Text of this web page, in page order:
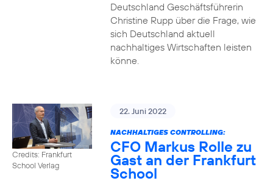
Deutschland Geschäftsführerin
Christine Rupp über die Frage, wie
sich Deutschland aktuell
nachhaltiges Wirtschaften leisten
könne.
Credits: Frankfurt
School Verlag
22. Juni 2022
NACHHALTIGES CONTROLLING:
CFO Markus Rolle zu
Gast an der Frankfurt
School